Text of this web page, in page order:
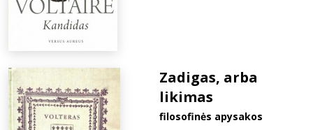
Zadigas, arba
likimas
filosofinės apysakos